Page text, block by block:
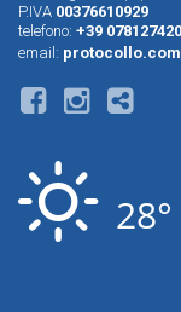
P.IVA 00376610929
telefono: +39
email:
28°